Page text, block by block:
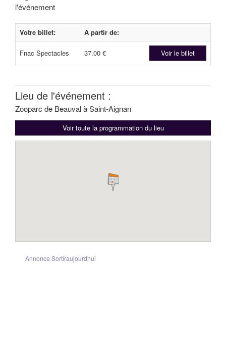
l'événement
Votre billet: A partir de:
Fnac Spectacles 37.00 € Voir le billet
Lieu de l'événement :
Zooparc de Beauval à Saint-Aignan
Voir toute la programmation du lieu
Annonce Sortiraujourdhui